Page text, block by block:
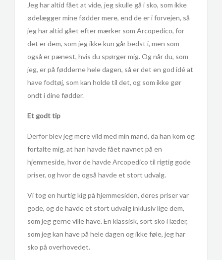
Jeg har altid fået at vide, jeg skulle gå i sko, som ikke
ødelægger mine fødder mere, end de er i forvejen, så
jeg har altid gået efter mærker som Arcopedico, for
det er dem, som jeg ikke kun går bedst i, men som
også er pænest, hvis du spørger mig. Og når du, som
jeg, er på fødderne hele dagen, så er det en god idé at
have fodtøj, som kan holde til det, og som ikke gør
ondt i dine fødder.
Et godt tip
Derfor blev jeg mere vild med min mand, da han kom og
fortalte mig, at han havde fået navnet på en
hjemmeside, hvor de havde Arcopedico til rigtig gode
priser, og hvor de også havde et stort udvalg.
Vi tog en hurtig kig på hjemmesiden, deres priser var
gode, og de havde et stort udvalg inklusiv lige dem,
som jeg gerne ville have. En klassisk, sort sko i læder,
som jeg kan have på hele dagen og ikke føle, jeg har
sko på overhovedet.